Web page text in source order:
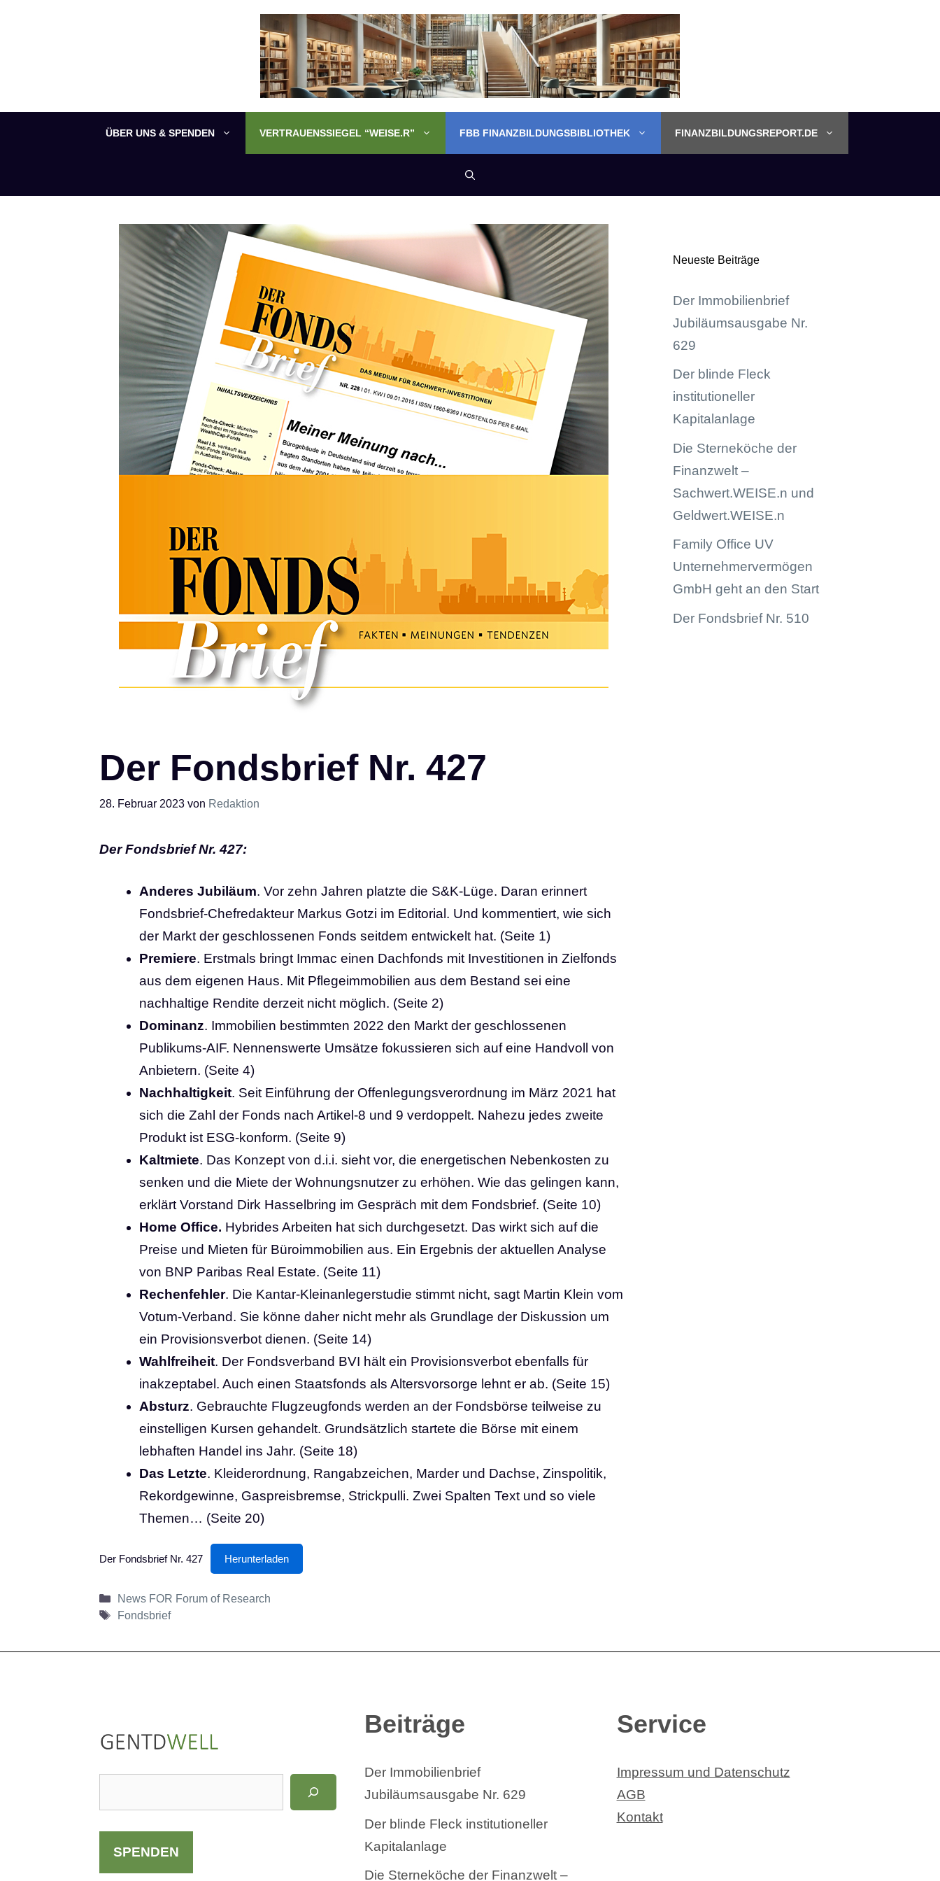
ÜBER UNS & SPENDEN VERTRAUENSSIEGEL “WEISE.R” FBB FINANZBILDUNGSBIBLIOTHEK FINANZBILDUNGSREPORT.DE
Der Fondsbrief Nr. 427
28. Februar 2023 von Redaktion
Der Fondsbrief Nr.427:
Anderes Jubiläum. Vor zehn Jahren platzte die S&K-Lüge. Daran erinnert
Fondsbrief-Chefredakteur Markus Gotzi im Editorial. Und kommentiert, wie sich
der Markt der geschlossenen Fonds seitdem entwickelt hat. (Seite 1)
Premiere. Erstmals bringt Immac einen Dachfonds mit Investitionen in Zielfonds
aus dem eigenen Haus. Mit Pflegeimmobilien aus dem Bestand sei eine
nachhaltige Rendite derzeit nicht möglich. (Seite 2)
Dominanz. Immobilien bestimmten 2022 den Markt der geschlossenen
Publikums-AIF. Nennenswerte Umsätze fokussieren sich auf eine Handvoll von
Anbietern. (Seite 4)
Nachhaltigkeit. Seit Einführung der Offenlegungsverordnung im März 2021 hat
sich die Zahl der Fonds nach Artikel-8 und 9 verdoppelt. Nahezu jedes zweite
Produkt ist ESG-konform. (Seite 9)
Kaltmiete. Das Konzept von d.i.i. sieht vor, die energetischen Nebenkosten zu
senken und die Miete der Wohnungsnutzer zu erhöhen. Wie das gelingen kann,
erklärt Vorstand Dirk Hasselbring im Gespräch mit dem Fondsbrief. (Seite 10)
Home Office. Hybrides Arbeiten hat sich durchgesetzt. Das wirkt sich auf die
Preise und Mieten für Büroimmobilien aus. Ein Ergebnis der aktuellen Analyse
von BNP Paribas Real Estate. (Seite 11)
Rechenfehler. Die Kantar-Kleinanlegerstudie stimmt nicht, sagt Martin Klein vom
Votum-Verband. Sie könne daher nicht mehr als Grundlage der Diskussion um
ein Provisionsverbot dienen. (Seite 14)
Wahlfreiheit. Der Fondsverband BVI hält ein Provisionsverbot ebenfalls für
inakzeptabel. Auch einen Staatsfonds als Altersvorsorge lehnt er ab. (Seite 15)
Absturz. Gebrauchte Flugzeugfonds werden an der Fondsbörse teilweise zu
einstelligen Kursen gehandelt. Grundsätzlich startete die Börse mit einem
lebhaften Handel ins Jahr. (Seite 18)
Das Letzte. Kleiderordnung, Rangabzeichen, Marder und Dachse, Zinspolitik,
Rekordgewinne, Gaspreisbremse, Strickpulli. Zwei Spalten Text und so viele
Themen… (Seite 20)
Der Fondsbrief Nr. 427 Herunterladen
Kategorien
News FOR Forum of Research
Schlagwörter
Fondsbrief
Neueste Beiträge
Der Immobilienbrief
Jubiläumsausgabe Nr.
629
Der blinde Fleck
institutioneller
Kapitalanlage
Die Sterneköche der
Finanzwelt –
Sachwert.WEISE.n und
Geldwert.WEISE.n
Family Office UV
Unternehmervermögen
GmbH geht an den Start
Der Fondsbrief Nr. 510
u
c
e
SPENDEN
Beiträge
Der Immobilienbrief
Jubiläumsausgabe Nr. 629
Der blinde Fleck institutioneller
Kapitalanlage
Die Sterneköche der Finanzwelt –
Service
Impressum und Datenschutz
AGB
Kontakt